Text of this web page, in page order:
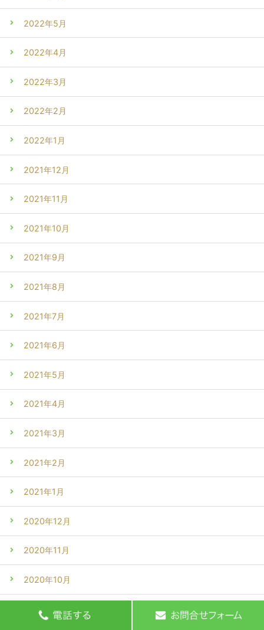
2022年5月
2022年4月
2022年3月
2022年2月
2022年1月
2021年12月
2021年11月
2021年10月
2021年9月
2021年8月
2021年7月
2021年6月
2021年5月
2021年4月
2021年3月
2021年2月
2021年1月
2020年12月
2020年11月
2020年10月